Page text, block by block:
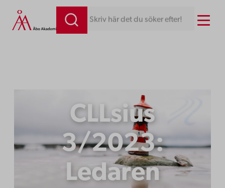
Hoppa
till
Skriv här det du söker efter! Menu
CLLsius
3/2023:
Ledaren